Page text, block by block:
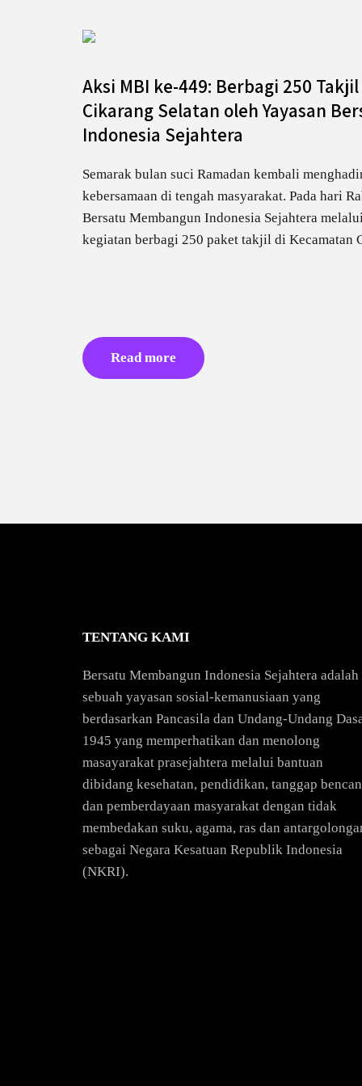
Aksi MBI ke-449: Berbagi 250
Cikarang Selatan oleh Yayasan
Indonesia Sejahtera
Semarak bulan suci Ramadan kembali
kebersamaan di tengah masyarakat. Pada hari
Bersatu Membangun Indonesia Sejahtera
kegiatan berbagi 250 paket takjil di Kecamatan
Read more
TENTANG KAMI
Bersatu Membangun Indonesia Sejahtera adalah
sebuah yayasan sosial-kemanusiaan yang
berdasarkan Pancasila dan Undang-Undang
1945 yang memperhatikan dan menolong
masayarakat prasejahtera melalui bantuan
dibidang kesehatan, pendidikan, tanggap
dan pemberdayaan masyarakat dengan tidak
membedakan suku, agama, ras dan
sebagai Negara Kesatuan Republik Indonesia
(NKRI).